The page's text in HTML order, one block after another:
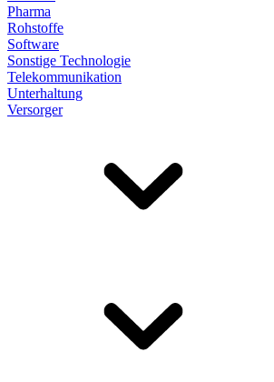
Pharma
Rohstoffe
Software
Sonstige Technologie
Telekommunikation
Unterhaltung
Versorger